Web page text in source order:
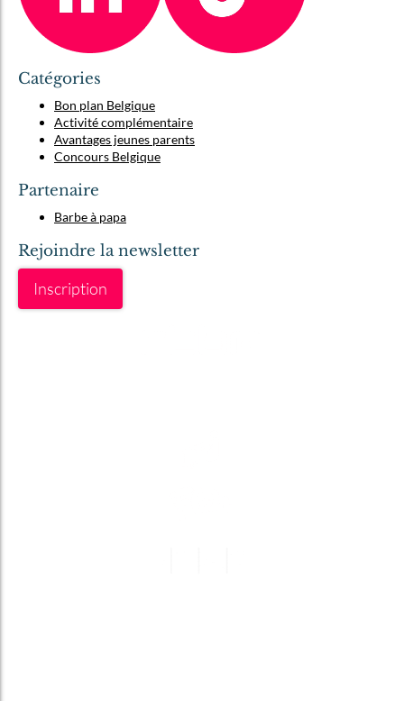
Catégories
Bon plan Belgique
Activité complémentaire
Avantages jeunes parents
Concours Belgique
Partenaire
Barbe à papa
Rejoindre la newsletter
Inscription